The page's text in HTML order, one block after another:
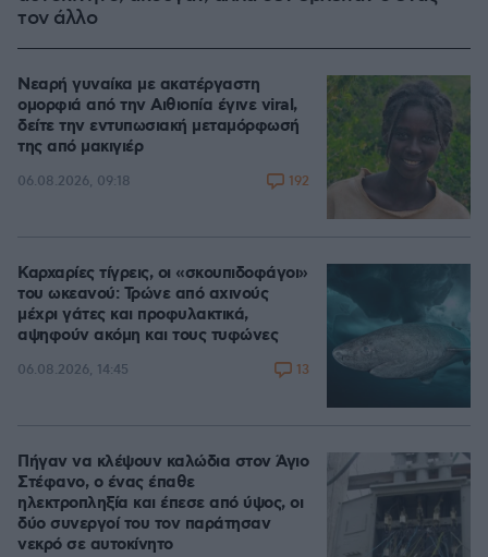
τον άλλο
Νεαρή γυναίκα με ακατέργαστη
ομορφιά από την Αιθιοπία έγινε viral,
δείτε την εντυπωσιακή μεταμόρφωσή
της από μακιγιέρ
06.08.2026, 09:18 192
Καρχαρίες τίγρεις, οι «σκουπιδοφάγοι»
του ωκεανού: Τρώνε από αχινούς
μέχρι γάτες και προφυλακτικά,
αψηφούν ακόμη και τους τυφώνες
06.08.2026, 14:45 13
Πήγαν να κλέψουν καλώδια στον Άγιο
Στέφανο, ο ένας έπαθε
ηλεκτροπληξία και έπεσε από ύψος, οι
δύο συνεργοί του τον παράτησαν
νεκρό σε αυτοκίνητο